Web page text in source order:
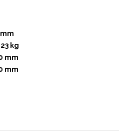
kg
mm
mm